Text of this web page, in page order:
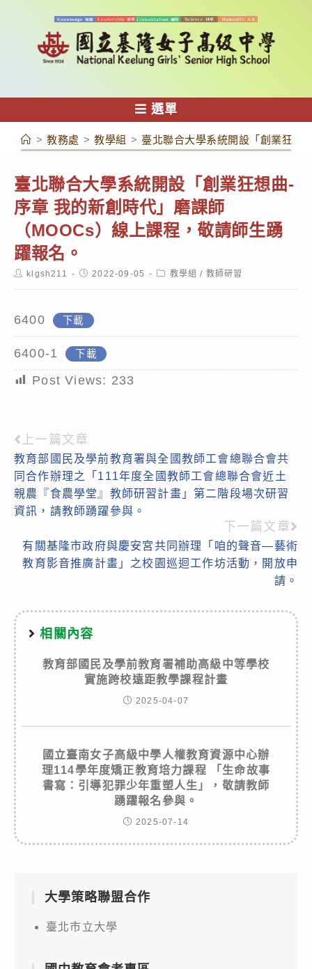
容
選單
> 教務處 > 教學組 > 臺北聯合大學系統開設「創業狂想
臺北聯合大學系統開設「創業狂想曲-
序章 我的新創時代」磨課師
（MOOCs）線上課程，敬請師生踴
躍報名。
Postklgsh211
Post2022-09-05
Post教學組 / 教師研習
6400 下載
6400-1 下載
Post Views: 233
Read
more
articles
上一篇文章
教育部國民及學前教育署與全國教師工會總聯合會共
同合作辦理之「111年度全國教師工會總聯合會近土
親農『食農學堂』教師研習計畫」第二階段場次研習
資訊，請教師踴躍參與。
下一篇文章
有關基隆市政府與慶安宮共同辦理「咱的聲音—藝術
教育影音推廣計畫」之校園巡迴工作坊活動，開放申
請。
相關內容
教育部國民及學前教育署補助高級中等學校
實施跨校遠距教學課程計畫
2025-04-07
國立臺南女子高級中學人權教育資源中心辦
理114學年度矯正教育培力課程 「生命故事
書寫：引導犯罪少年重塑人生」，敬請教師
踴躍報名參與。
2025-07-14
大學策略聯盟合作
臺北市立大學